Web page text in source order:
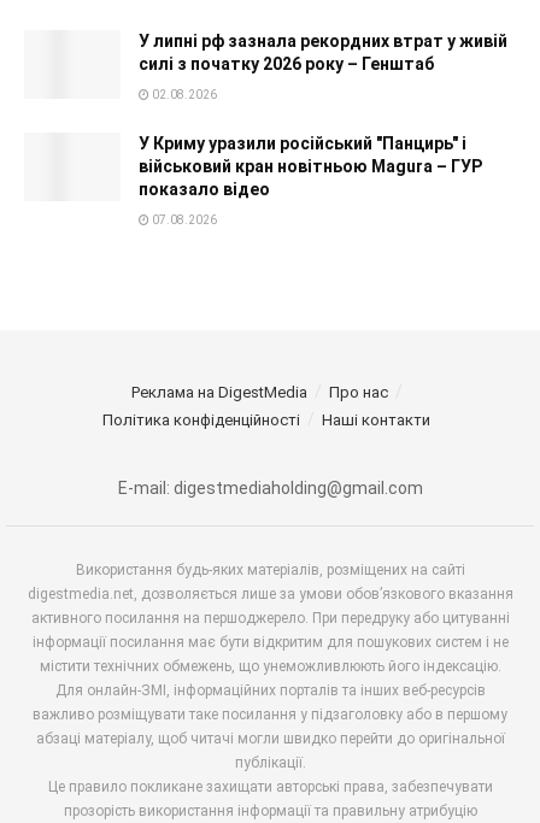
У липні рф зазнала рекордних втрат у живій
силі з початку 2026 року – Генштаб
02.08.2026
У Криму уразили російський "Панцирь" і
військовий кран новітньою Magura – ГУР
показало відео
07.08.2026
Реклама на DigestMedia
Про нас
Політика конфіденційності
Наші контакти
E-mail: digestmediaholding@gmail.com
Використання будь-яких матеріалів, розміщених на сайті
digestmedia.net, дозволяється лише за умови обов’язкового вказання
активного посилання на першоджерело. При передруку або цитуванні
інформації посилання має бути відкритим для пошукових систем і не
містити технічних обмежень, що унеможливлюють його індексацію.
Для онлайн-ЗМІ, інформаційних порталів та інших веб-ресурсів
важливо розміщувати таке посилання у підзаголовку або в першому
абзаці матеріалу, щоб читачі могли швидко перейти до оригінальної
публікації.
Це правило покликане захищати авторські права, забезпечувати
прозорість використання інформації та правильну атрибуцію